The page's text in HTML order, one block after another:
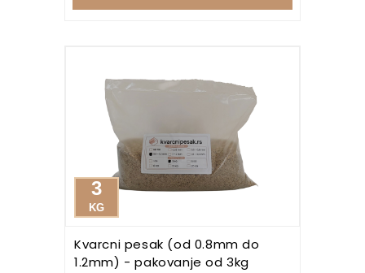
3
KG
Kvarcni pesak (od 0.8mm do
1.2mm) - pakovanje od 3kg